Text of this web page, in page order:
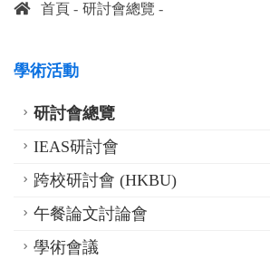
首頁 研討會總覽
學術活動
研討會總覽
IEAS研討會
跨校研討會 (HKBU)
午餐論文討論會
學術會議